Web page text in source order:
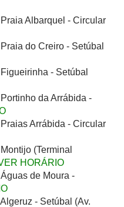
Albarquel - Circular
do Creiro - Setúbal
- Setúbal
da Arrábida -
Arrábida - Circular
(Terminal
HORÁRIO
de Moura -
- Setúbal (Av.